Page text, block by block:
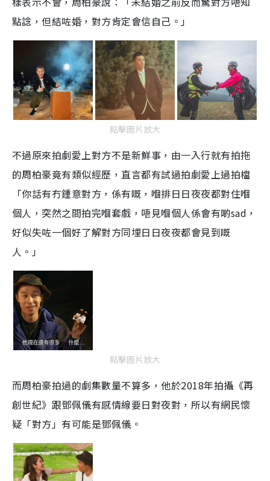
點諗，但結咗婚，對方肯定會信自己。」
點擊圖片放大
不過原來拍劇愛上對方不是新鮮事，由一入行就有拍拖
的周柏豪竟有類似經歷，直言都有試過拍劇愛上過拍檔
「你話有冇鍾意對方，係有嘅，嗰排日日夜夜都對住嗰
個人，突然之間拍完嗰套戲，唔見嗰個人係會有啲sad，
好似失咗一個好了解對方同埋日日夜夜都會見到嘅
人。」
點擊圖片放大
而周柏豪拍過的劇集數量不算多，他於2018年拍攝《再
創世紀》跟鄧佩儀有感情線要日對夜對，所以有網民懷
疑「對方」有可能是鄧佩儀。